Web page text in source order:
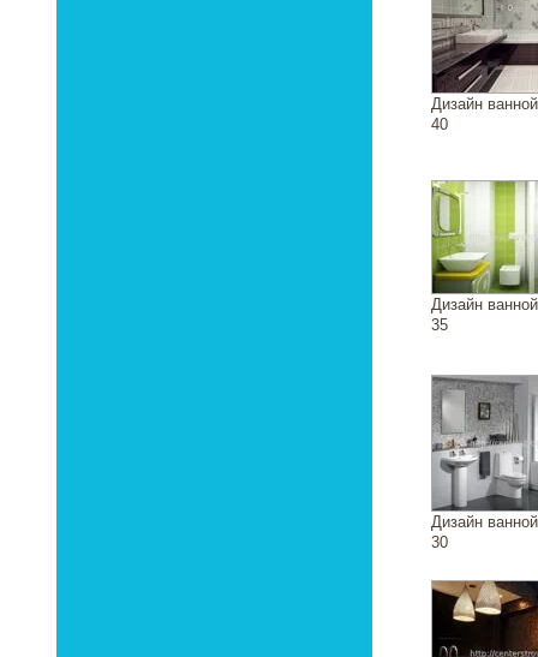
Дизайн
40
Дизайн
35
Дизайн
30